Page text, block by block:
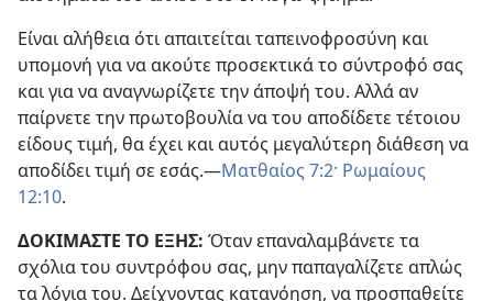
Είναι αλήθεια ότι απαιτείται ταπεινοφροσύνη και
υπομονή για να ακούτε προσεκτικά το σύντροφό σας
και για να αναγνωρίζετε την άποψή του. Αλλά αν
παίρνετε την πρωτοβουλία να του αποδίδετε τέτοιου
είδους τιμή, θα έχει και αυτός μεγαλύτερη διάθεση να
αποδίδει τιμή σε εσάς.—Ματθαίος 7:2· Ρωμαίους
12:10.
ΔΟΚΙΜΑΣΤΕ ΤΟ ΕΞΗΣ: Όταν επαναλαμβάνετε τα
σχόλια του συντρόφου σας, μην παπαγαλίζετε απλώς
τα λόγια του. Δείχνοντας κατανόηση, να προσπαθείτε